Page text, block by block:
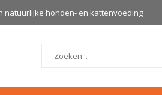
natuurlijke honden- en kattenvoeding